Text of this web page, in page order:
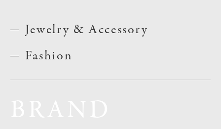
Jewelry & Accessory
Fashion